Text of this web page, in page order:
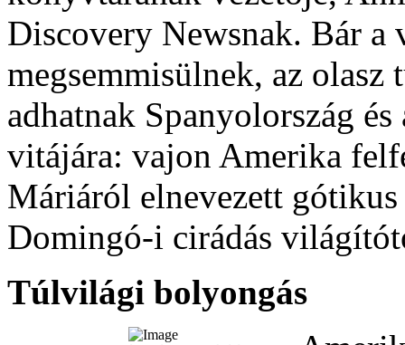
Discovery Newsnak. Bár a
megsemmisülnek, az olasz
adhatnak Spanyolország
vitájára: vajon Amerika
Máriáról elnevezett
Domingó-i cirádás
Túlvilági bolyongás